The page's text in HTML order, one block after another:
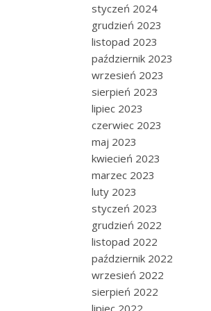
styczeń 2024
grudzień 2023
listopad 2023
październik 2023
wrzesień 2023
sierpień 2023
lipiec 2023
czerwiec 2023
maj 2023
kwiecień 2023
marzec 2023
luty 2023
styczeń 2023
grudzień 2022
listopad 2022
październik 2022
wrzesień 2022
sierpień 2022
lipiec 2022